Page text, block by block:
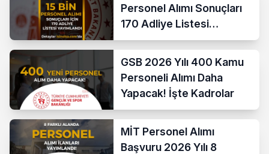
Personel Alımı Sonuçları
170 Adliye Listesi
Açıklandı
GSB 2026 Yılı 400 Kamu
Personeli Alımı Daha
Yapacak! İşte Kadrolar
MİT Personel Alımı
Başvuru 2026 Yılı 8